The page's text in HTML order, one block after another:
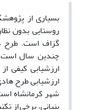
بسیاری از
روستایی بدون
گزاف است. طرح
چندین سال است
ارزشیابی کیفی
شهر کرمانشاه